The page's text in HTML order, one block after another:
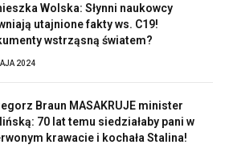
Wolska: Słynni naukowcy
utajnione fakty ws. C19!
wstrząsną światem?
2024
Braun MASAKRUJE minister
70 lat temu siedziałaby pani w
krawacie i kochała Stalina!